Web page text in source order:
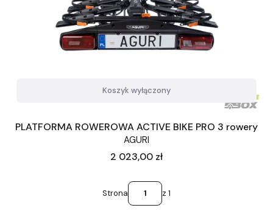
Koszyk wyłączony
PLATFORMA ROWEROWA ACTIVE BIKE PRO 3 rowery
AGURI
Cena
2 023,00 zł
Strona z 1